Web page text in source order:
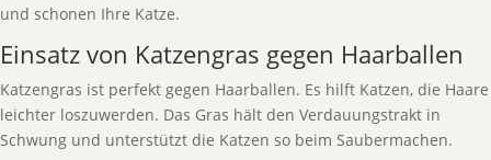
und schonen Ihre Katze.
Einsatz von Katzengras gegen Haarballen
Katzengras ist perfekt gegen Haarballen. Es hilft Katzen, die Haare
leichter loszuwerden. Das Gras hält den Verdauungstrakt in
Schwung und unterstützt die Katzen so beim Saubermachen.